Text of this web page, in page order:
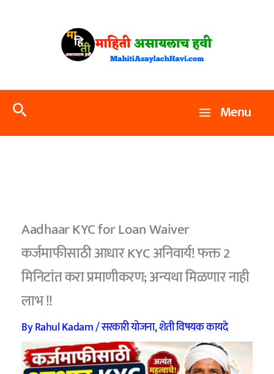
Search Menu
Aadhaar KYC for Loan Waiver
कर्जमाफीसाठी आधार KYC अनिवार्य! फक्त 2
मिनिटांत करा प्रमाणीकरण; अन्यथा मिळणार नाही
लाभ !!
ByRahul Kadam/सरकारी योजना,शेती विषयक कायदे